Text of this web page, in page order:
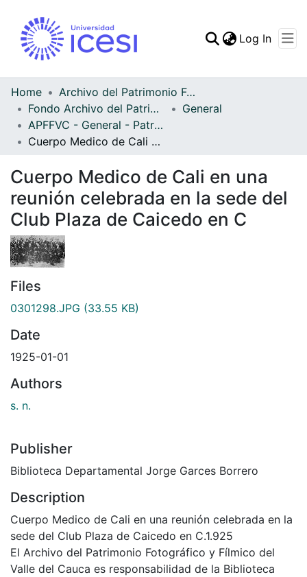
Statistics
Log In
Home
Archivo del Patrimonio Fotográfico y Fílmico del Valle del Cauca
Fondo Archivo del Patrimonio Fotográfico y Fílmico del Valle del Cauca
General
APFFVC - General - Patrimonial
Cuerpo Medico de Cali en una reunión celebrada en la sede del Club Plaza de Caicedo en C
Cuerpo Medico de Cali en una
reunión celebrada en la sede del
Club Plaza de Caicedo en C
Files
0301298.JPG (33.55 KB)
Date
1925-01-01
Authors
s. n.
Publisher
Biblioteca Departamental Jorge Garces Borrero
Description
Cuerpo Medico de Cali en una reunión celebrada en la
sede del Club Plaza de Caicedo en C.1.925
El Archivo del Patrimonio Fotográfico y Fílmico del
Valle del Cauca es responsabilidad de la Biblioteca